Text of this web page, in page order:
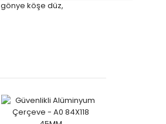
gönye köşe düz,